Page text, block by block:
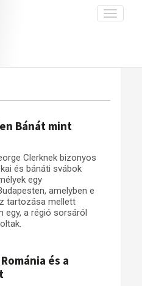
Toggle
megszilárdulása
(feltöltés alatt)
szerződés
Bánát mint
Clerknek bizonyos
és bánáti svábok
egy
amelyben e
tartozása mellett
egy, a régió sorsáról
és a